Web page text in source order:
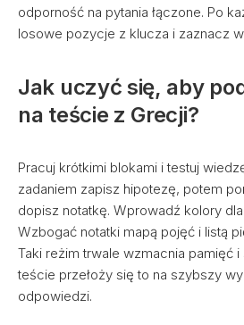
odporność na pytania łączone. Po
losowe pozycje z klucza i zaznacz
Jak uczyć się, aby
na teście z Grecji?
Pracuj krótkimi blokami i testuj
zadaniem zapisz hipotezę, potem
dopisz notatkę. Wprowadź kolory
Wzbogać notatki mapą pojęć i listą
Taki reżim trwale wzmacnia pamięć
teście przełoży się to na szybszy
odpowiedzi.